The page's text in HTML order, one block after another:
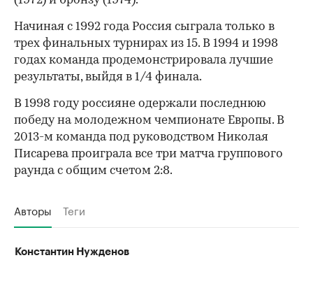
Начиная с 1992 года Россия сыграла только в
трех финальных турнирах из 15. В 1994 и 1998
годах команда продемонстрировала лучшие
результаты, выйдя в 1/4 финала.
В 1998 году россияне одержали последнюю
победу на молодежном чемпионате Европы. В
2013-м команда под руководством Николая
Писарева проиграла все три матча группового
раунда с общим счетом 2:8.
Авторы Теги
Константин Нужденов